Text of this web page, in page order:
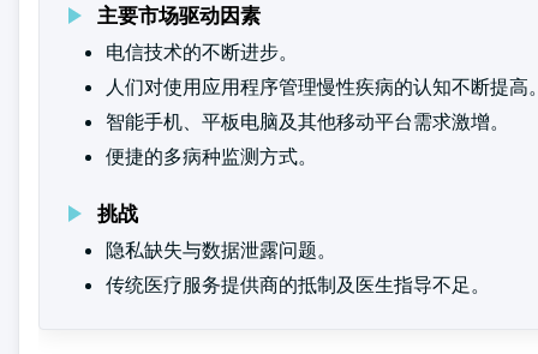
主要市场驱动因素
电信技术的不断进步。
人们对使用应用程序管理慢性疾病的认知不断提高
智能手机、平板电脑及其他移动平台需求激增。
便捷的多病种监测方式。
挑战
隐私缺失与数据泄露问题。
传统医疗服务提供商的抵制及医生指导不足。